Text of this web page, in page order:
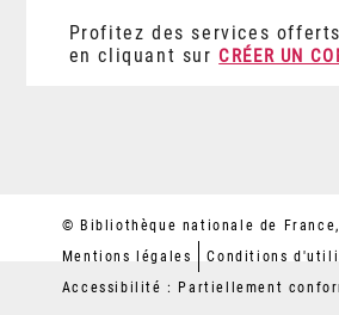
Profitez des services
en cliquant sur CRÉER UN
© Bibliothèque nationale de
Mentions légales
Conditions
Accessibilité : Partiellement